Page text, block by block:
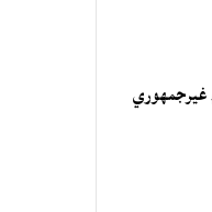
غيرجمھوري